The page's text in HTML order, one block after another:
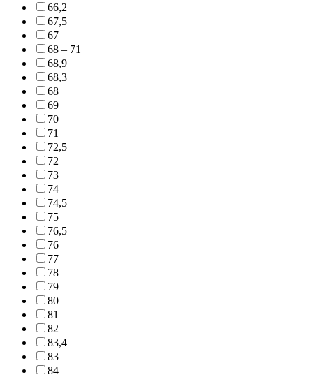
66,2
67,5
67
68 – 71
68,9
68,3
68
69
70
71
72,5
72
73
74
74,5
75
76,5
76
77
78
79
80
81
82
83,4
83
84